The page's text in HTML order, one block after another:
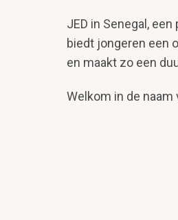
JED in Senegal,
biedt jongeren een
en maakt zo een
Welkom in de naam